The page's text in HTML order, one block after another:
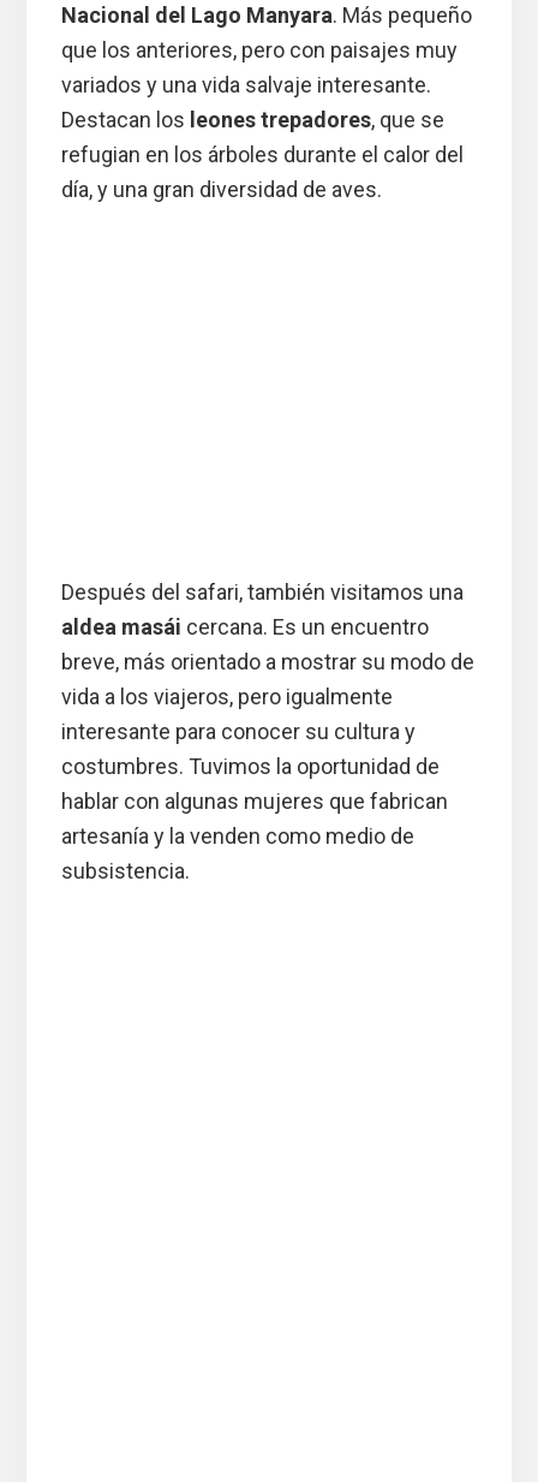
Nacional del Lago Manyara. Más pequeño
que los anteriores, pero con paisajes muy
variados y una vida salvaje interesante.
Destacan los leones trepadores, que se
refugian en los árboles durante el calor del
día, y una gran diversidad de aves.
Después del safari, también visitamos una
aldea masái cercana. Es un encuentro
breve, más orientado a mostrar su modo de
vida a los viajeros, pero igualmente
interesante para conocer su cultura y
costumbres. Tuvimos la oportunidad de
hablar con algunas mujeres que fabrican
artesanía y la venden como medio de
subsistencia.